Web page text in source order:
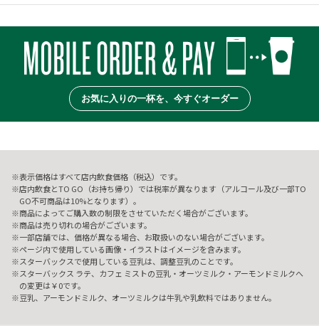
お気に入りの一杯を、今すぐオーダー
表示価格はすべて店内飲食価格（税込）です。
店内飲食とTO GO（お持ち帰り）では税率が異なります（アルコール及び一部TO
GO不可商品は10%となります）。
商品によってご購入数の制限をさせていただく場合がございます。
商品は売り切れの場合がございます。
一部店舗では、価格が異なる場合、お取扱いのない場合がございます。
ページ内で使用している画像・イラストはイメージを含みます。
スターバックスで使用している豆乳は、調整豆乳のことです。
スターバックス ラテ、カフェ ミストの豆乳・オーツミルク・アーモンドミルクへ
の変更は￥0です。
豆乳、アーモンドミルク、オーツミルクは牛乳や乳飲料ではありません。